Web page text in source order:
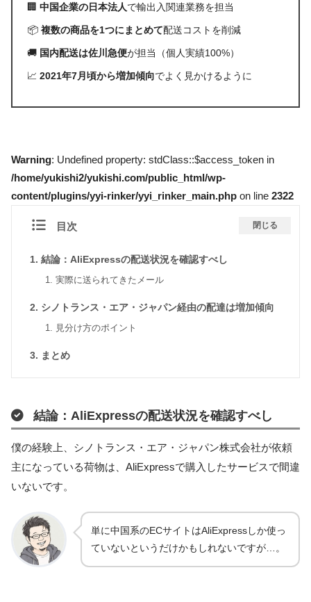
🏢中国企業の日本法人で輸出入関連業務を担当
📦複数の商品を1つにまとめて配送コストを削減
🚚 国内配送は佐川急便が担当（個人実績100%）
📈2021年7月頃から増加傾向でよく見かけるように
Warning: Undefined property: stdClass::$access_token in
/home/yukishi2/yukishi.com/public_html/wp-
content/plugins/yyi-rinker/yyi_rinker_main.php on line 2322
目次 閉じる
結論：AliExpressの配送状況を確認すべし
実際に送られてきたメール
シノトランス・エア・ジャパン経由の配達は増加傾向
見分け方のポイント
まとめ
結論：AliExpressの配送状況を確認すべし
僕の経験上、シノトランス・エア・ジャパン株式会社が依頼
主になっている荷物は、AliExpressで購入したサービスで間違
いないです。
単に中国系のECサイトはAliExpressしか使っ
ていないというだけかもしれないですが…。